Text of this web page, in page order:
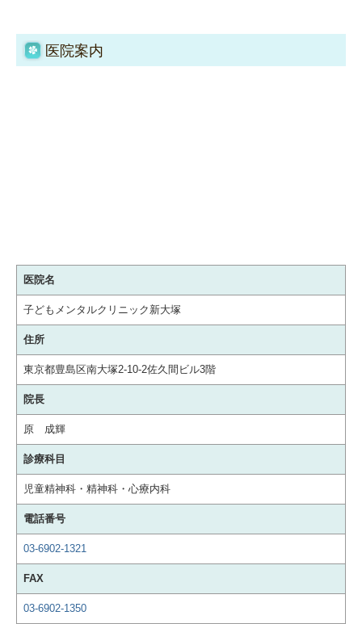
医院案内
医院名
子どもメンタルクリニック新大塚
住所
東京都豊島区南大塚2-10-2佐久間ビル3階
院長
原 成輝
診療科目
児童精神科・精神科・心療内科
電話番号
03-6902-1321
FAX
03-6902-1350